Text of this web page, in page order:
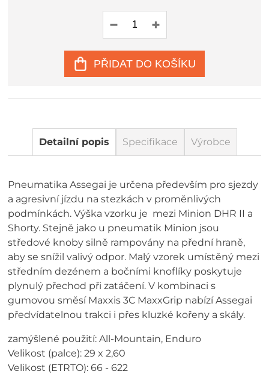
PŘIDAT DO KOŠÍKU
Detailní popis Specifikace Výrobce
Pneumatika Assegai je určena především pro sjezdy
a agresivní jízdu na stezkách v proměnlivých
podmínkách. Výška vzorku je mezi Minion DHR II a
Shorty. Stejně jako u pneumatik Minion jsou
středové knoby silně rampovány na přední hraně,
aby se snížil valivý odpor. Malý vzorek umístěný mezi
středním dezénem a bočními knoflíky poskytuje
plynulý přechod při zatáčení. V kombinaci s
gumovou směsí Maxxis 3C MaxxGrip nabízí Assegai
předvídatelnou trakci i přes kluzké kořeny a skály.
zamýšlené použití: All-Mountain, Enduro
Velikost (palce): 29 x 2,60
Velikost (ETRTO): 66 - 622